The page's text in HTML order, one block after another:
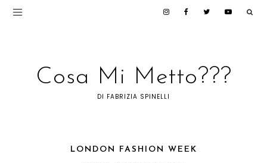
Cosa Mi Metto???
DI FABRIZIA SPINELLI
LONDON FASHION WEEK